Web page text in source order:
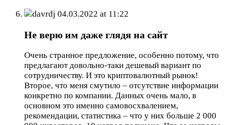
davrdj 04.03.2022 at 11:22
Не верю им даже глядя на сайт
Очень странное предложение, особенно потому, что
предлагают довольно-таки дешевый вариант по
сотрудничеству. И это криптовалютный рынок!
Второе, что меня смутило – отсутствие информации
конкретно по компании. Данных очень мало, в
основном это именно самовосхвалением,
рекомендации, статистика – что у них больше 2 000